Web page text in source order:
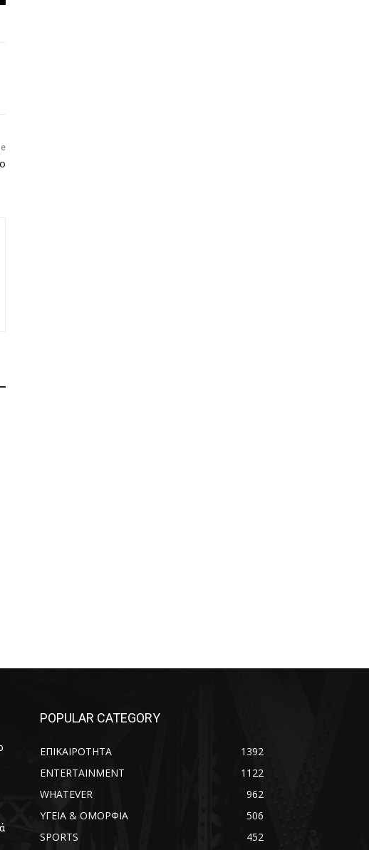
POPULAR CATEGORY
ΕΠΙΚΑΙΡΟΤΗΤΑ
1392
ENTERTAINMENT
1122
WHATEVER
962
ΥΓΕΙΑ & ΟΜΟΡΦΙΑ
506
SPORTS
452